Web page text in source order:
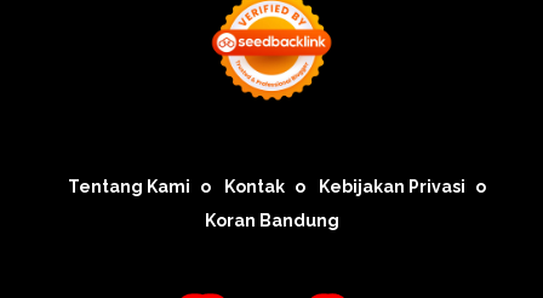
Tentang Kami Kontak
Kebijakan Privasi
Koran Bandung